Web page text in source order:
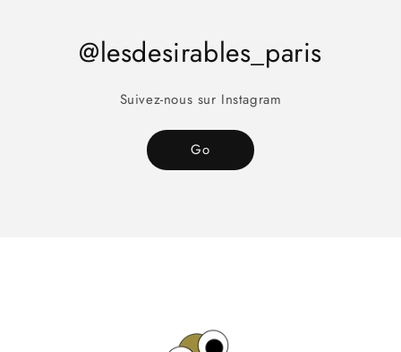
@lesdesirables_paris
Suivez-nous sur Instagram
Go